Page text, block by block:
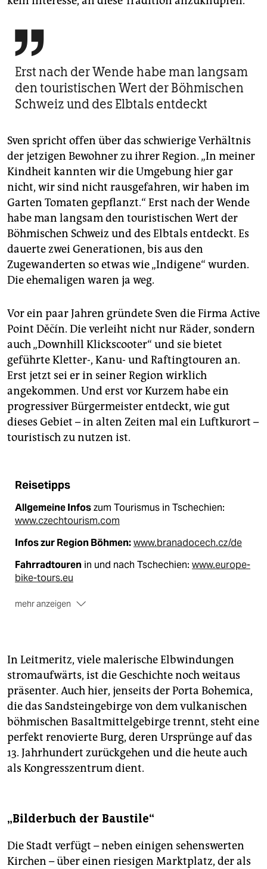

Erst nach der Wende habe man langsam
den touristischen Wert der Böhmischen
Schweiz und des Elbtals entdeckt
Sven spricht offen über das schwierige Verhältnis
der jetzigen Bewohner zu ihrer Region. „In meiner
Kindheit kannten wir die Umgebung hier gar
nicht, wir sind nicht rausgefahren, wir haben im
Garten Tomaten gepflanzt.“ Erst nach der Wende
habe man langsam den touristischen Wert der
Böhmischen Schweiz und des Elbtals entdeckt. Es
dauerte zwei Generationen, bis aus den
Zugewanderten so etwas wie „Indigene“ wurden.
Die ehemaligen waren ja weg.
Vor ein paar Jahren gründete Sven die Firma Active
Point Děčín. Die verleiht nicht nur Räder, sondern
auch „Downhill Klickscooter“ und sie bietet
geführte Kletter-, Kanu- und Raftingtouren an.
Erst jetzt sei er in seiner Region wirklich
angekommen. Und erst vor Kurzem habe ein
progressiver Bürgermeister entdeckt, wie gut
dieses Gebiet – in alten Zeiten mal ein Luftkurort –
touristisch zu nutzen ist.
Reisetipps
Allgemeine Infoszum Tourismus in Tschechien:
www.czechtourism.com
Infos zur Region Böhmen:www.branadocech.cz/de
Fahrradtouren in und nach Tschechien: www.europe-
bike-tours.eu
mehr anzeigen
erschienen: „Tschechien“, 488 Seiten mit vielen Fotos,
Stadtplänen und Übersichtskarten, 2020, 19,95 Euro
In Leitmeritz, viele malerische Elbwindungen
stromaufwärts, ist die Geschichte noch weitaus
präsenter. Auch hier, jenseits der Porta Bohemica,
die das Sandsteingebirge von dem vulkanischen
böhmischen Basaltmittelgebirge trennt, steht eine
perfekt renovierte Burg, deren Ursprünge auf das
13. Jahrhundert zurückgehen und die heute auch
als Kongresszentrum dient.
„Bilderbuch der Baustile“
Die Stadt verfügt – neben einigen sehenswerten
Kirchen – über einen riesigen Marktplatz, der als